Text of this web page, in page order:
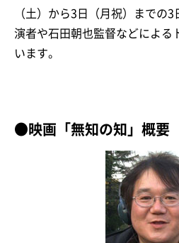
（土）から3日（月祝）までの
演者や石田朝也監督などによる
います。
●映画「無知の知」概要